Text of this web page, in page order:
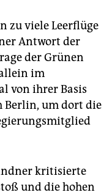
zu viele Leerflüge
Antwort der
der Grünen
im
von ihrer Basis
Berlin, um dort die
kritisierte
und die hohen